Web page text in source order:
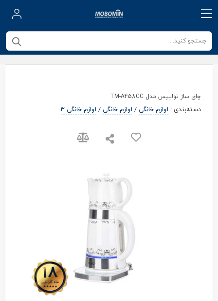
چای ساز تولیپس مدل TM-A458CC
دسته‌بندی : لوازم خانگی / لوازم خانگی / لوازم خانگی ۳